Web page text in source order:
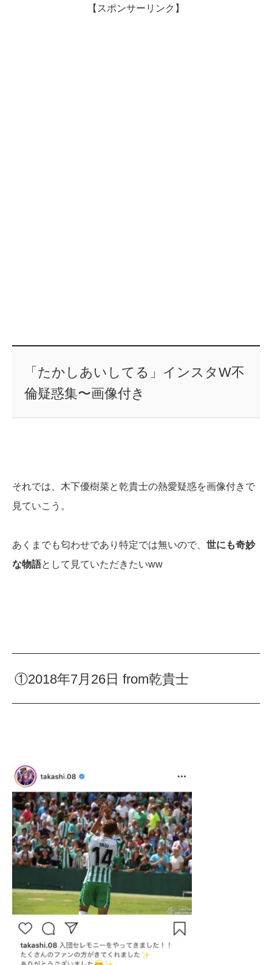
【スポンサーリンク】
「たかしあいしてる」インスタW不
倫疑惑集〜画像付き
それでは、木下優樹菜と乾貴士の熱愛疑惑を画像付きで
見ていこう。
あくまでも匂わせであり特定では無いので、 世にも奇妙
な物語として見ていただきたいww
①2018年7月26日 from乾貴士